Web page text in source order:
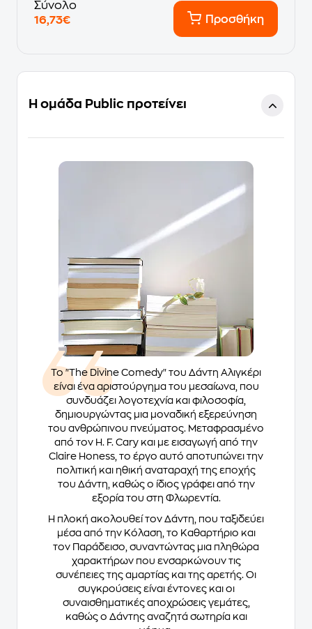
Σύνολο
16,73€
Προσθήκη
Η ομάδα Public προτείνει
Το "The Divine Comedy" του Δάντη Αλιγκέρι
είναι ένα αριστούργημα του μεσαίωνα, που
συνδυάζει λογοτεχνία και φιλοσοφία,
δημιουργώντας μια μοναδική εξερεύνηση
του ανθρώπινου πνεύματος. Μεταφρασμένο
από τον H. F. Cary και με εισαγωγή από την
Claire Honess, το έργο αυτό αποτυπώνει την
πολιτική και ηθική αναταραχή της εποχής
του Δάντη, καθώς ο ίδιος γράφει από την
εξορία του στη Φλωρεντία.
Η πλοκή ακολουθεί τον Δάντη, που ταξιδεύει
μέσα από την Κόλαση, το Καθαρτήριο και
τον Παράδεισο, συναντώντας μια πληθώρα
χαρακτήρων που ενσαρκώνουν τις
συνέπειες της αμαρτίας και της αρετής. Οι
συγκρούσεις είναι έντονες και οι
συναισθηματικές αποχρώσεις γεμάτες,
καθώς ο Δάντης αναζητά σωτηρία και